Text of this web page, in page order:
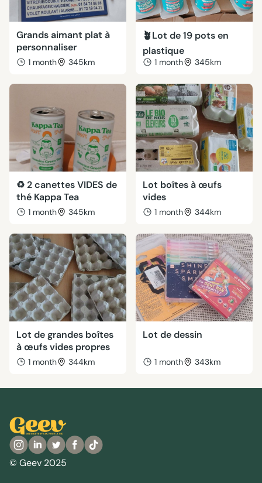
Grands aimant plat à
personnaliser
1 month 345km
🪴Lot de 19 pots en
plastique
1 month 345km
♻️ 2 canettes VIDES de
thé Kappa Tea
1 month 345km
Lot boîtes à œufs
vides
1 month 344km
Lot de grandes boîtes
à œufs vides propres
1 month 344km
Lot de dessin
1 month 343km
© Geev 2025